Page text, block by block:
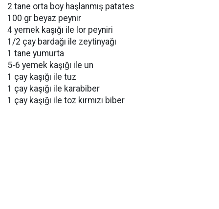
2 tane orta boy haşlanmış patates
100 gr beyaz peynir
4 yemek kaşığı ile lor peyniri
1/2 çay bardağı ile zeytinyağı
1 tane yumurta
5-6 yemek kaşığı ile un
1 çay kaşığı ile tuz
1 çay kaşığı ile karabiber
1 çay kaşığı ile toz kırmızı biber